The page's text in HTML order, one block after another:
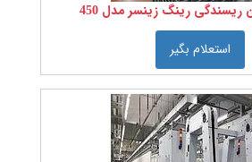
رینگ زینسر مدل 450
استعلام بگیر